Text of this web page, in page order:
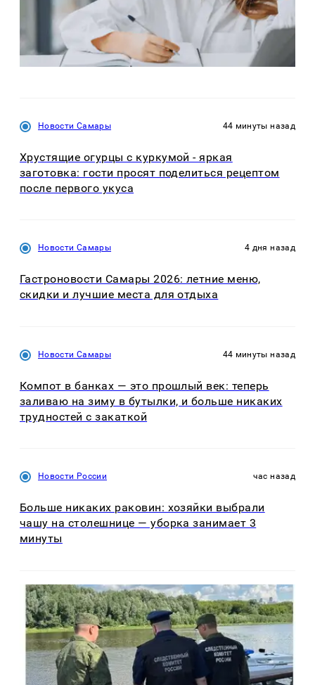
Новости Самары 44 минуты назад
Хрустящие огурцы с куркумой - яркая
заготовка: гости просят поделиться рецептом
после первого укуса
Новости Самары 4 дня назад
Гастроновости Самары 2026: летние меню,
скидки и лучшие места для отдыха
Новости Самары 44 минуты назад
Компот в банках — это прошлый век: теперь
заливаю на зиму в бутылки, и больше никаких
трудностей с закаткой
Новости России час назад
Больше никаких раковин: хозяйки выбрали
чашу на столешнице — уборка занимает 3
минуты